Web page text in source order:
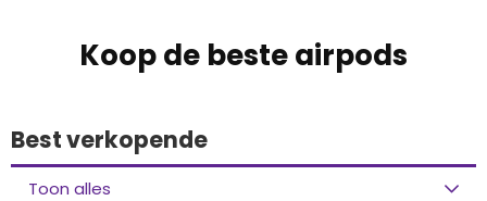
Koop de beste airpods
Best verkopende
Toon alles